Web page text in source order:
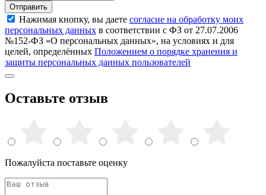
Отправить
Нажимая кнопку, вы даете согласие на обработку моих
персональных данных в соответствии с ФЗ от 27.07.2006
№152-ФЗ «О персональных данных», на условиях и для
целей, определённых Положением о порядке хранения и
защиты персональных данных пользователей
Оставьте отзыв
Пожалуйста поставьте оценку